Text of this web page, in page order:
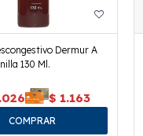
Dermur A
130 Ml.
$ 1.163